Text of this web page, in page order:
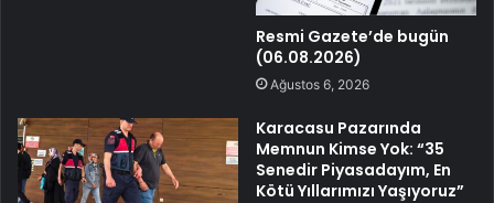
Resmi Gazete’de bugün
(06.08.2026)
Ağustos 6, 2026
Karacasu Pazarında
Memnun Kimse Yok: “35
Senedir Piyasadayım, En
Kötü Yıllarımızı Yaşıyoruz”